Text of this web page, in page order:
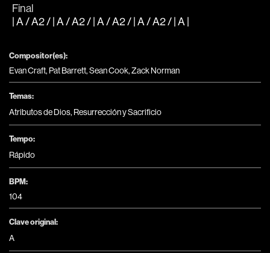
Final
| A / A2 / | A / A2 / | A / A2 / | A / A2 / | A |
Compositor(es):
Evan Craft, Pat Barrett, Sean Cook, Zack Norman
Temas:
Atributos de Dios, Resurrección y Sacrificio
Tempo:
Rápido
BPM:
104
Clave original:
A